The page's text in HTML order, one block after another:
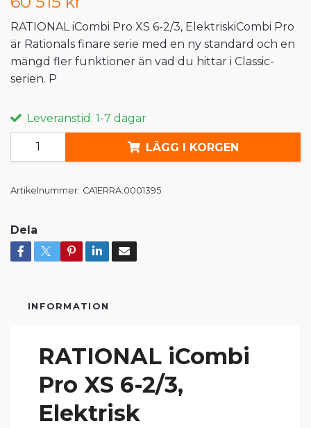
RATIONAL iCombi Pro XS 6-2/3, ElektriskiCombi Pro
är Rationals finare serie med en ny standard och en
mängd fler funktioner än vad du hittar i Classic-
serien. P
Leveranstid: 1-7 dagar
LÄGG I KORGEN
Artikelnummer: CA1ERRA.0001395
Dela
INFORMATION
RATIONAL iCombi
Pro XS 6-2/3,
Elektrisk